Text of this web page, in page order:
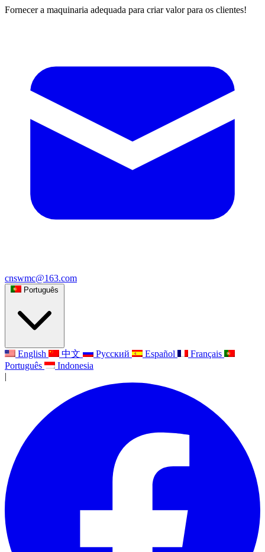
Fornecer a maquinaria adequada para criar valor para os clientes!
cnswmc@163.com
Português
English 中文 Русский Español
Français
Português
Indonesia
|